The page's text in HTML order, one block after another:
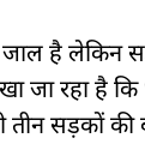
है लेकिन
जा रहा है
सड़कों की